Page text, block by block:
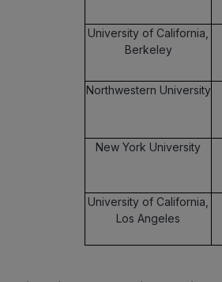
University of California,
Berkeley
Northwestern University
New York University
University of California,
Los Angeles